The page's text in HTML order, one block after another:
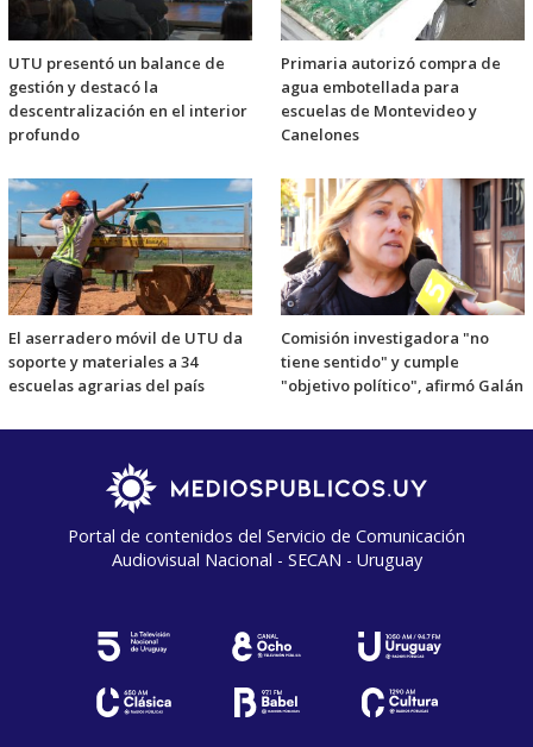
UTU presentó un balance de
gestión y destacó la
descentralización en el interior
profundo
Primaria autorizó compra de
agua embotellada para
escuelas de Montevideo y
Canelones
El aserradero móvil de UTU da
soporte y materiales a 34
escuelas agrarias del país
Comisión investigadora "no
tiene sentido" y cumple
"objetivo político", afirmó Galán
Portal de contenidos del Servicio de Comunicación
Audiovisual Nacional - SECAN - Uruguay